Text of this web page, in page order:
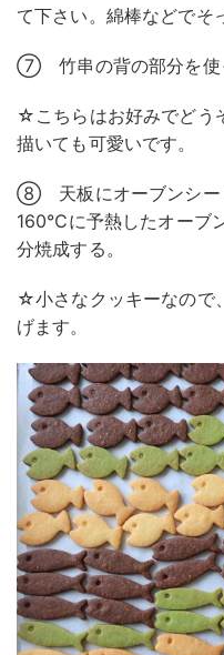
て下さい。綿棒などで
⑦ 竹串の背の部分を使
☆こちらはお好みでどう
描いても可愛いです。
⑧ 天板にオーブンシー
160℃に予熱したオーブ
分焼成する。
☆小さなクッキーなので
げます。